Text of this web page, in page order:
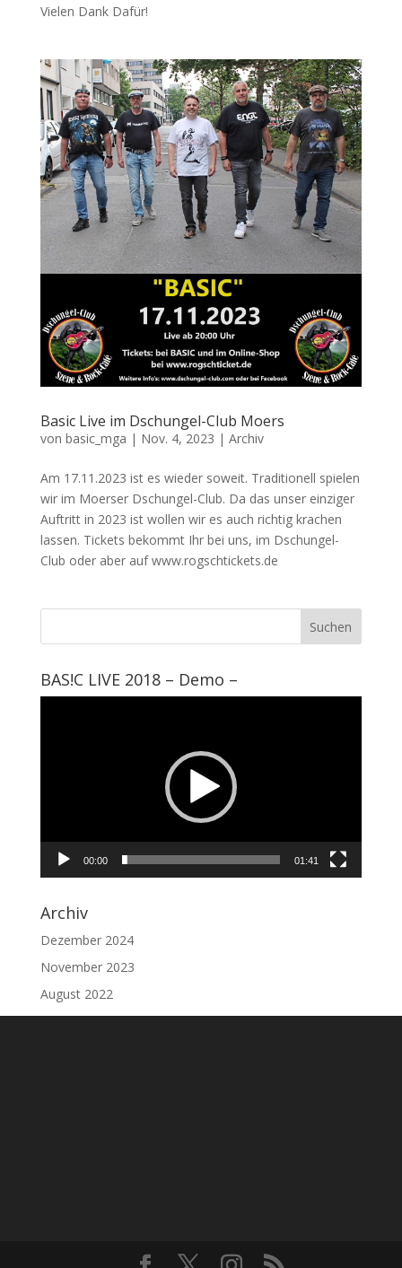
Vielen Dank Dafür!
Basic Live im Dschungel-Club Moers
von basic_mga | Nov. 4, 2023 | Archiv
Am 17.11.2023 ist es wieder soweit. Traditionell spielen
wir im Moerser Dschungel-Club. Da das unser einziger
Auftritt in 2023 ist wollen wir es auch richtig krachen
lassen. Tickets bekommt Ihr bei uns, im Dschungel-
Club oder aber auf www.rogschtickets.de
BAS!C LIVE 2018 – Demo –
00:00 01:41
Archiv
Dezember 2024
November 2023
August 2022
Juni 2021